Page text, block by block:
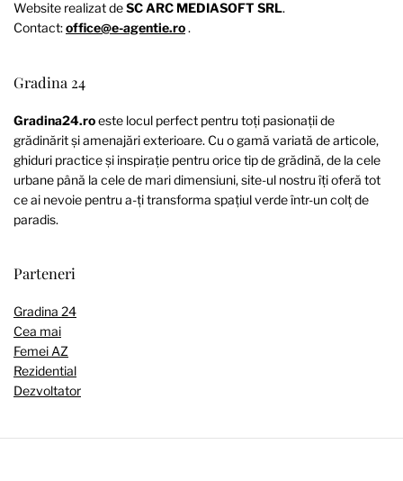
Website realizat deSC ARC MEDIASOFT SRL.
Contact:office@e-agentie.ro.
Gradina 24
Gradina24.roeste locul perfect pentru toți pasionații de
grădinărit și amenajări exterioare. Cu o gamă variată de articole,
ghiduri practice și inspirație pentru orice tip de grădină, de la cele
urbane până la cele de mari dimensiuni, site-ul nostru îți oferă tot
ce ai nevoie pentru a-ți transforma spațiul verde într-un colț de
paradis.
Parteneri
Gradina 24
Cea mai
Femei AZ
Rezidential
Dezvoltator